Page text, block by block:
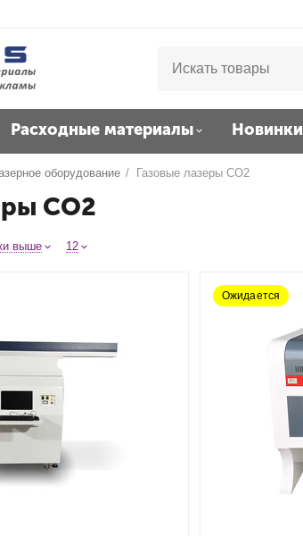
Расходные материалы Новинки
оборудование / Газовые лазеры CO2
CO2
выше 12
Ожидается